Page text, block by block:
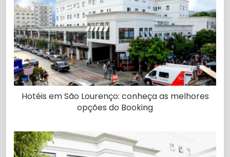
Hotéis em São Lourenço: conheça as melhores
opções do Booking